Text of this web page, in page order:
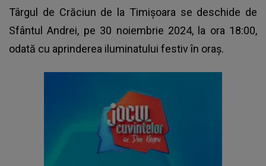
Târgul de Crăciun de la Timișoara se deschide de
Sfântul Andrei, pe 30 noiembrie 2024, la ora 18:00,
odată cu aprinderea iluminatului festiv în oraș.